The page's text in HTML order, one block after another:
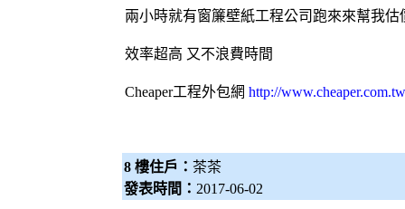
兩小時就有窗簾壁紙工程公司跑來來幫我估
效率超高 又不浪費時間
Cheaper工程外包網 http://
8 樓住戶： 茶茶
發表時間： 2017-06-02